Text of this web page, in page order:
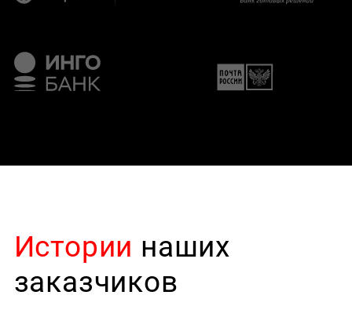
Истории наших
заказчиков